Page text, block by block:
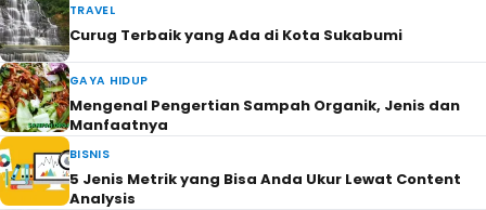
TRAVEL
Curug Terbaik yang Ada di Kota Sukabumi
GAYA HIDUP
Mengenal Pengertian Sampah Organik, Jenis dan
Manfaatnya
BISNIS
5 Jenis Metrik yang Bisa Anda Ukur Lewat Content
Analysis